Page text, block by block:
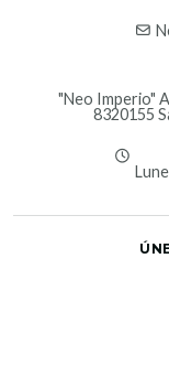
"Neo Imperio"
8320155